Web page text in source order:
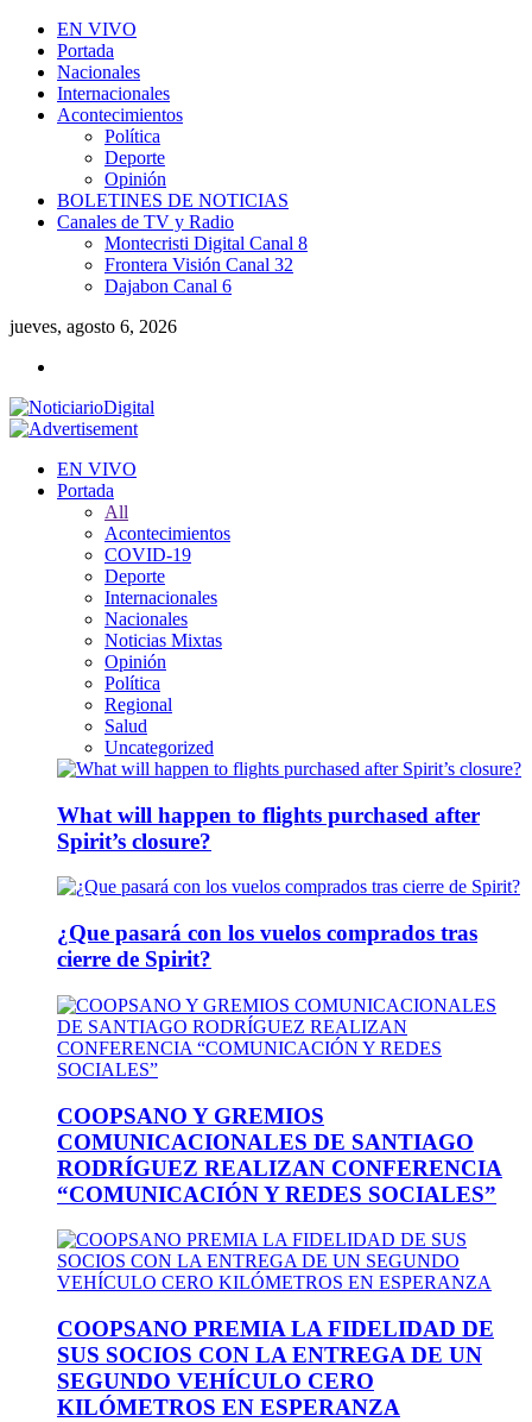
EN VIVO
Portada
Nacionales
Internacionales
Acontecimientos
Política
Deporte
Opinión
BOLETINES DE NOTICIAS
Canales de TV y Radio
Montecristi Digital Canal 8
Frontera Visión Canal 32
Dajabon Canal 6
jueves, agosto 6, 2026
EN VIVO
Portada
All
Acontecimientos
COVID-19
Deporte
Internacionales
Nacionales
Noticias Mixtas
Opinión
Política
Regional
Salud
Uncategorized
What will happen to flights purchased after
Spirit’s closure?
¿Que pasará con los vuelos comprados tras
cierre de Spirit?
COOPSANO Y GREMIOS
COMUNICACIONALES DE SANTIAGO
RODRÍGUEZ REALIZAN CONFERENCIA
“COMUNICACIÓN Y REDES SOCIALES”
COOPSANO PREMIA LA FIDELIDAD DE
SUS SOCIOS CON LA ENTREGA DE UN
SEGUNDO VEHÍCULO CERO
KILÓMETROS EN ESPERANZA